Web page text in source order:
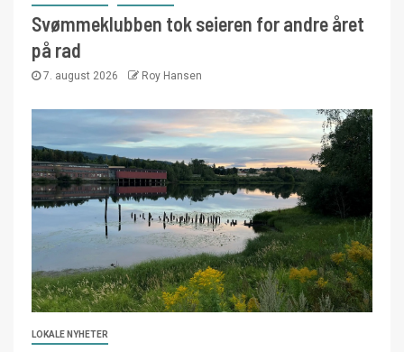
Svømmeklubben tok seieren for andre året
på rad
7. august 2026 Roy Hansen
LOKALE NYHETER